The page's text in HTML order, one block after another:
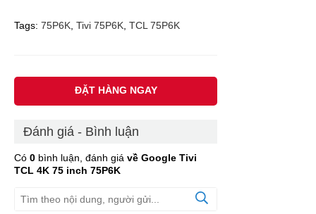
Tags: 75P6K Tivi 75P6K TCL 75P6K
ĐẶT HÀNG NGAY
Đánh giá - Bình luận
Có 0 bình luận, đánh giá về Google Tivi
TCL 4K 75 inch 75P6K